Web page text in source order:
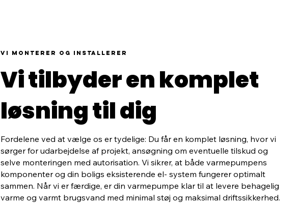
vi monterer og installerer
Vi tilbyder en komplet
løsning til dig
Fordelene ved at vælge os er tydelige: Du får en komplet løsning, hvor vi
sørger for udarbejdelse af projekt, ansøgning om eventuelle tilskud og
selve monteringen med autorisation. Vi sikrer, at både varmepumpens
komponenter og din boligs eksisterende el- system fungerer optimalt
sammen. Når vi er færdige, er din varmepumpe klar til at levere behagelig
varme og varmt brugsvand med minimal støj og maksimal driftssikkerhed.